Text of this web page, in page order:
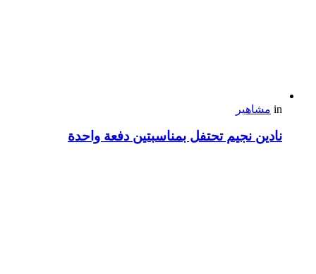
in مشاهير
نادين نجيم تحتفل بمناسبتين دفعة واحدة